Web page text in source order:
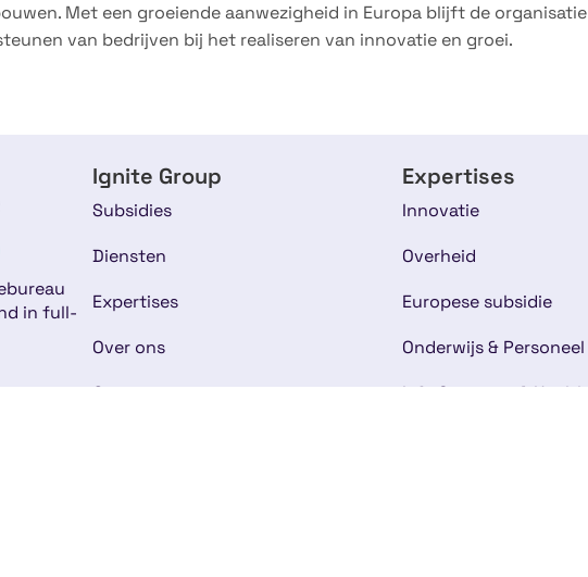
Met een groeiende aanwezigheid in Europa blijft de organisatie
van bedrijven bij het realiseren van innovatie en groei.
in full-
Ignite Group
Subsidies
Diensten
Expertises
Over ons
Ons team
Expertises
Innovatie
Overheid
Europese subsidie
Onderwijs & Personeel
Life Sciences & Health